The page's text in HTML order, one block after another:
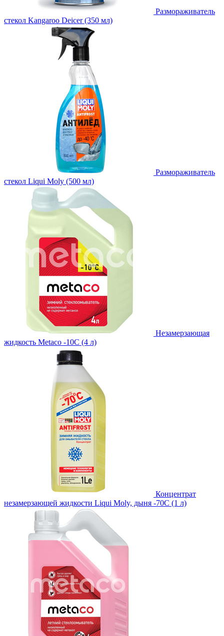
Размораживатель
стекол Kangaroo Deicer (350 мл)
Размораживатель
стекол Liqui Moly (500 мл)
Незамерзающая
жидкость Metaco -10C (4 л)
Концентрат
незамерзающей жидкости Liqui Moly, дыня -70С (1 л)